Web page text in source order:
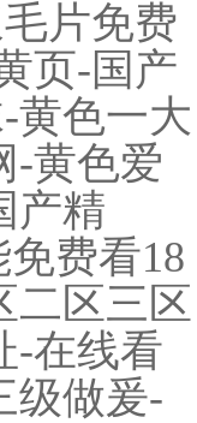
片免费
页-国产
黄色一大
-黄色爱
产精
费看18
二区三区
-在线看
级做爰-